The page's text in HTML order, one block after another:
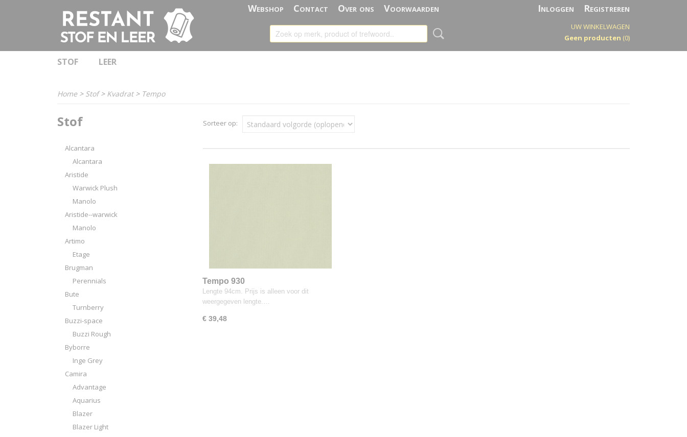
Webshop Contact Over ons Voorwaarden Inloggen Registreren
UW WINKELWAGEN
Geen producten (0)
STOF LEER
Home> Stof> Kvadrat> Tempo
Stof
Alcantara
Alcantara
Aristide
Warwick Plush
Manolo
Aristide--warwick
Manolo
Artimo
Etage
Brugman
Perennials
Bute
Turnberry
Buzzi-space
Buzzi Rough
Byborre
Inge Grey
Camira
Advantage
Aquarius
Blazer
Blazer Light
Sorteer op:
Tempo 930
Lengte 94cm. Prijs is alleen voor dit
weergegeven lengte.…
€ 39,48